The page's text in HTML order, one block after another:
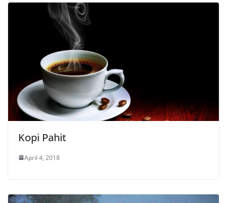
Kopi Pahit
April 4, 2018